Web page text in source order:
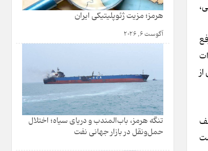
هرمز؛ مزیت ژئوپلیتیکی ایران
آگوست 6, 2026
تنگه هرمز، باب‌المندب و دریای سیاه؛ اختلال
حمل‌ونقل در بازار جهانی نفت